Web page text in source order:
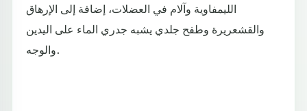
الليمفاوية وآلام في العضلات، إضافة إلى الإرهاق
والقشعريرة وطفح جلدي يشبه جدري الماء على اليدين
والوجه.